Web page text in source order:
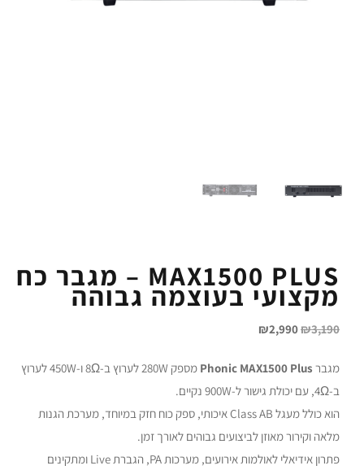
MAX1500 PLUS – מגבר כח
מקצועי בעוצמה גבוהה
₪3,190
₪2,990
מגבר Phonic MAX1500 Plus
מספק 280W לערוץ ב-8Ω ו-450W לערוץ
ב-4Ω, עם יכולת גישור ל-900W נקיים.
הוא כולל מעגל Class AB איכותי, ספק כוח חזק במיוחד, מערכת הגנות
מלאה וקירור מאוזן לביצועים גבוהים לאורך זמן.
פתרון אידיאלי לאולמות אירועים, מערכות PA, הגברת Live ומתקינים